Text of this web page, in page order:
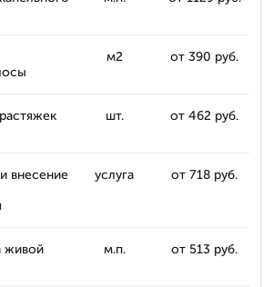
м2 от 390 руб.
шт. от 462 руб.
внесение
услуга от 718 руб.
живой
м.п. от 513 руб.